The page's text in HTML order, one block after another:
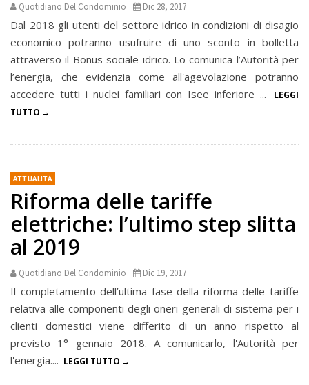
Quotidiano Del Condominio Dic 28, 2017
Dal 2018 gli utenti del settore idrico in condizioni di disagio
economico potranno usufruire di uno sconto in bolletta
attraverso il Bonus sociale idrico. Lo comunica l’Autorità per
l’energia, che evidenzia come all'agevolazione potranno
accedere tutti i nuclei familiari con Isee inferiore ...
LEGGI
TUTTO
ATTUALITÀ
Riforma delle tariffe
elettriche: l’ultimo step slitta
al 2019
Quotidiano Del Condominio Dic 19, 2017
Il completamento dell’ultima fase della riforma delle tariffe
relativa alle componenti degli oneri generali di sistema per i
clienti domestici viene differito di un anno rispetto al
previsto 1° gennaio 2018. A comunicarlo, l'Autorità per
l'energia.... LEGGI TUTTO